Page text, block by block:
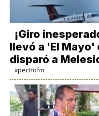
¡Giro
llevó a 'El
disparó a
xpectrofm